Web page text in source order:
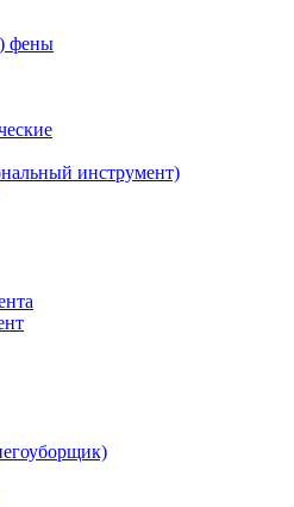
фены
инструмент)